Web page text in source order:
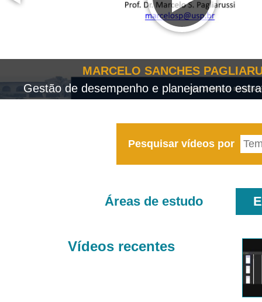
MARCELO SANCHES
Gestão de desempenho e planejamento
Pesquisar vídeos por
Áreas de estudo
Vídeos recentes